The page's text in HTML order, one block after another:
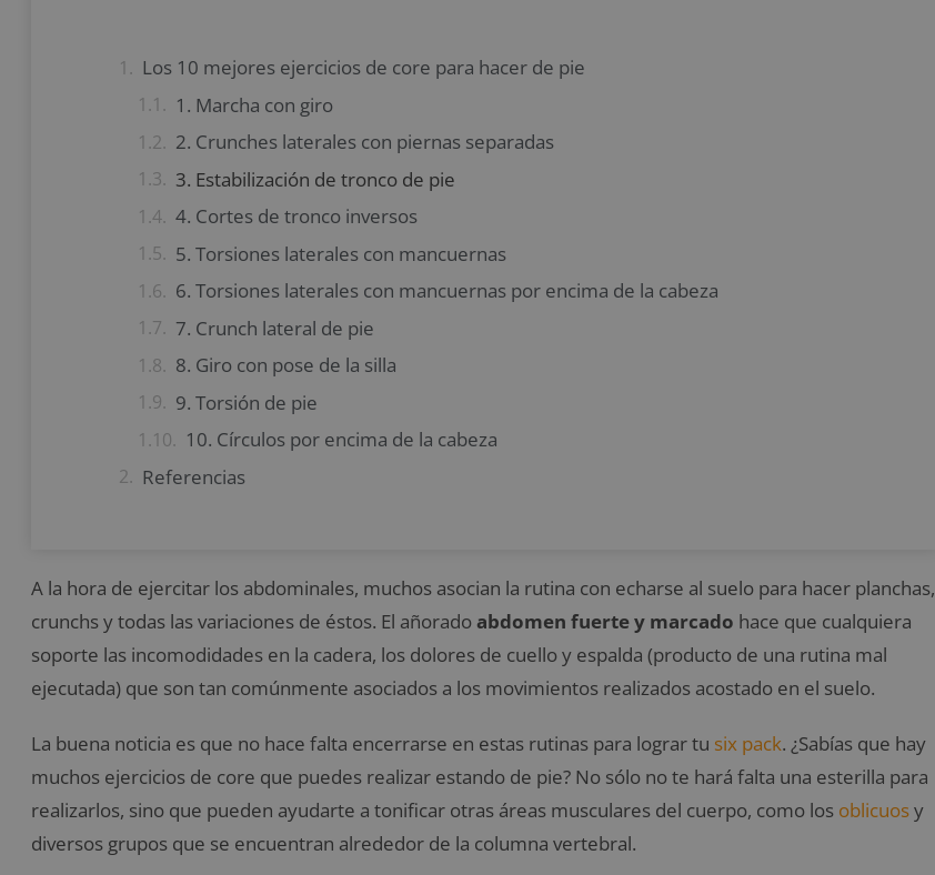
Los 10 mejores ejercicios de core para hacer de pie
1. Marcha con giro
2. Crunches laterales con piernas separadas
3. Estabilización de tronco de pie
4. Cortes de tronco inversos
5. Torsiones laterales con mancuernas
6. Torsiones laterales con mancuernas por encima de la cabeza
7. Crunch lateral de pie
8. Giro con pose de la silla
9. Torsión de pie
10. Círculos por encima de la cabeza
Referencias
A la hora de ejercitar los abdominales, muchos asocian la rutina con echarse al suelo para hacer planchas,
crunchs y todas las variaciones de éstos. El añorado abdomen fuerte y marcado hace que cualquiera
soporte las incomodidades en la cadera, los dolores de cuello y espalda (producto de una rutina mal
ejecutada) que son tan comúnmente asociados a los movimientos realizados acostado en el suelo.
La buena noticia es que no hace falta encerrarse en estas rutinas para lograr tu six pack. ¿Sabías que hay
muchos ejercicios de core que puedes realizar estando de pie? No sólo no te hará falta una esterilla para
realizarlos, sino que pueden ayudarte a tonificar otras áreas musculares del cuerpo, como los oblicuosy
diversos grupos que se encuentran alrededor de la columna vertebral.